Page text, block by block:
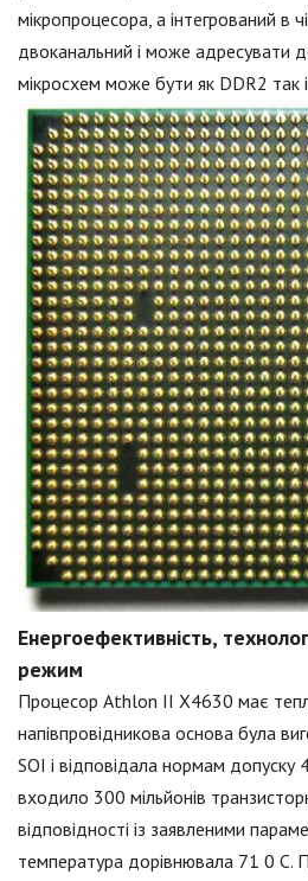
мікропроцесора, а інтегрований в
двоканальний і може адресувати
мікросхем може бути як DDR2 так
Енергоефективність,
режим
Процесор Athlon II X4630 має
напівпровідникова основа була
SOI і відповідала нормам
входило 300 мільйонів
відповідності із заявленими
температура дорівнювала 71 0 С.